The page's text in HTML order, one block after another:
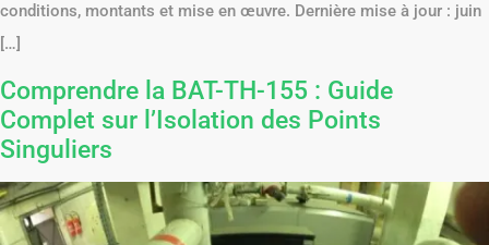
conditions, montants et mise en œuvre. Dernière mise à jour : juin
[…]
Comprendre la BAT-TH-155 : Guide
Complet sur l’Isolation des Points
Singuliers